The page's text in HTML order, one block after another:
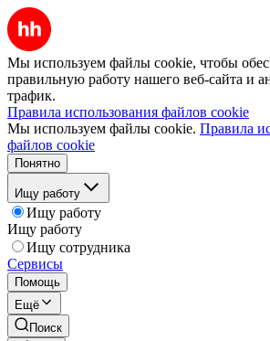
Мы используем файлы cookie, чтобы
правильную работу нашего веб-сайта и
трафик.
Правила использования файлов cookie
Мы используем файлы cookie. Правила
файлов cookie
Понятно
Ищу работу
Ищу работу
Ищу работу
Ищу сотрудника
Сервисы
Помощь
Ещё
Поиск